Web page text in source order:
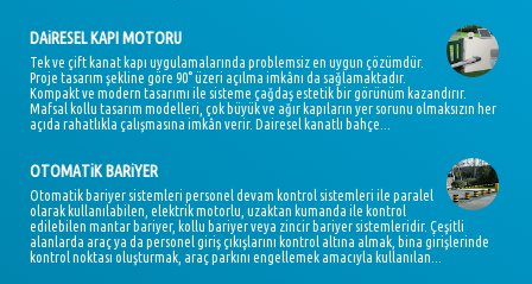
DAiRESEL KAPI MOTORU
Tek ve çift kanat kapı uygulamalarında problemsiz en uygun çözümdür.
Proje tasarım şekline göre 90° üzeri açılma imkânı da sağlamaktadır.
Kompakt ve modern tasarımı ile sisteme çağdaş estetik bir görünüm kazandırır.
Mafsal kollu tasarım modelleri, çok büyük ve ağır kapıların yer sorunu olmaksızın her
açıda rahatlıkla çalışmasına imkân verir. Dairesel kanatlı bahçe...
OTOMATiK BARiYER
Otomatik bariyer sistemleri personel devam kontrol sistemleri ile paralel
olarak kullanılabilen, elektrik motorlu, uzaktan kumanda ile kontrol
edilebilen mantar bariyer, kollu bariyer veya zincir bariyer sistemleridir. Çeşitli
alanlarda araç ya da personel giriş çıkışlarını kontrol altına almak, bina girişlerinde
kontrol noktası oluşturmak, araç parkını engellemek amacıyla kullanılan...